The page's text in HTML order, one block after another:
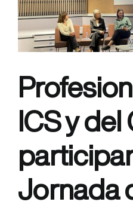
CORPORATIVO
ICS y del
Jornada